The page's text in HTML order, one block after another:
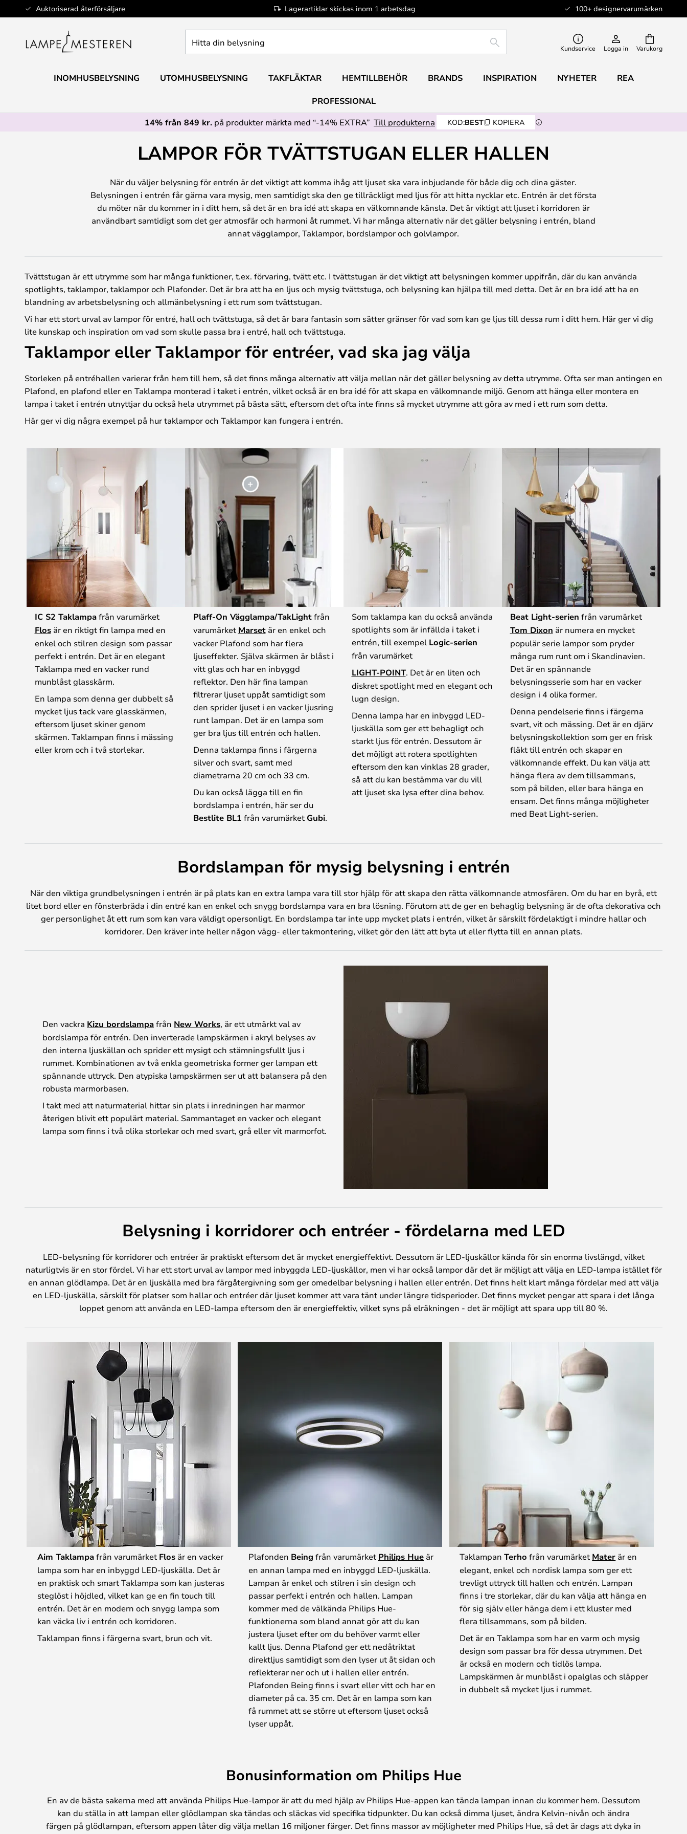
Auktoriserad återförsäljare Lagerartiklar skickas inom 1 arbetsdag 100+ designervarumärken
Hoppa
till
Varukorg
din
SÖK Kundservice Logga in
INOMHUSBELYSNING UTOMHUSBELYSNING TAKFLÄKTAR HEMTILLBEHÖR BRANDS INSPIRATION NYHETER REA
PROFESSIONAL
14% från 849 kr. på produkter märkta med “-14% EXTRA” Till produkterna KOD:BEST KOPIERA
LAMPOR FÖR TVÄTTSTUGAN ELLER HALLEN
När du väljer belysning för entrén är det viktigt att komma ihåg att ljuset ska vara inbjudande för både dig och dina gäster.
Belysningen i entrén får gärna vara mysig, men samtidigt ska den ge tillräckligt med ljus för att hitta nycklar etc. Entrén är det första
du möter när du kommer in i ditt hem, så det är en bra idé att skapa en välkomnande känsla. Det är viktigt att ljuset i korridoren är
användbart samtidigt som det ger atmosfär och harmoni åt rummet. Vi har många alternativ när det gäller belysning i entrén, bland
annat vägglampor, Taklampor, bordslampor och golvlampor.
Tvättstugan är ett utrymme som har många funktioner, t.ex. förvaring, tvätt etc. I tvättstugan är det viktigt att belysningen kommer uppifrån, där du kan använda
spotlights, taklampor, taklampor och Plafonder. Det är bra att ha en ljus och mysig tvättstuga, och belysning kan hjälpa till med detta. Det är en bra idé att ha en
blandning av arbetsbelysning och allmänbelysning i ett rum som tvättstugan.
Vi har ett stort urval av lampor för entré, hall och tvättstuga, så det är bara fantasin som sätter gränser för vad som kan ge ljus till dessa rum i ditt hem. Här ger vi dig
lite kunskap och inspiration om vad som skulle passa bra i entré, hall och tvättstuga.
Taklampor eller Taklampor för entréer, vad ska jag välja
Storleken på entréhallen varierar från hem till hem, så det finns många alternativ att välja mellan när det gäller belysning av detta utrymme. Ofta ser man antingen en
Plafond, en plafond eller en Taklampa monterad i taket i entrén, vilket också är en bra idé för att skapa en välkomnande miljö. Genom att hänga eller montera en
lampa i taket i entrén utnyttjar du också hela utrymmet på bästa sätt, eftersom det ofta inte finns så mycket utrymme att göra av med i ett rum som detta.
Här ger vi dig några exempel på hur taklampor och Taklampor kan fungera i entrén.
IC S2 Taklampafrån varumärket
Flosär en riktigt fin lampa med en
enkel och stilren design som passar
perfekt i entrén. Det är en elegant
Taklampa med en vacker rund
munblåst glasskärm.
En lampa som denna ger dubbelt så
mycket ljus tack vare glasskärmen,
eftersom ljuset skiner genom
skärmen. Taklampan finns i mässing
eller krom och i två storlekar.
Plaff-On Vägglampa/TakLightfrån
varumärket Marsetär en enkel och
vacker Plafond som har flera
ljuseffekter. Själva skärmen är blåst i
vitt glas och har en inbyggd
reflektor. Den här fina lampan
filtrerar ljuset uppåt samtidigt som
den sprider ljuset i en vacker ljusring
runt lampan. Det är en lampa som
ger bra ljus till entrén och hallen.
Denna taklampa finns i färgerna
silver och svart, samt med
diametrarna 20 cm och 33 cm.
Du kan också lägga till en fin
bordslampa i entrén, här ser du
Bestlite BL1 från varumärket Gubi.
Som taklampa kan du också använda
spotlights som är infällda i taket i
entrén, till exempel Logic-serien
från varumärket
LIGHT-POINT. Det är en liten och
diskret spotlight med en elegant och
lugn design.
Denna lampa har en inbyggd LED-
ljuskälla som ger ett behagligt och
starkt ljus för entrén. Dessutom är
det möjligt att rotera spotlighten
eftersom den kan vinklas 28 grader,
så att du kan bestämma var du vill
att ljuset ska lysa efter dina behov.
Beat Light-serien från varumärket
Tom Dixon är numera en mycket
populär serie lampor som pryder
många rum runt om i Skandinavien.
Det är en spännande
belysningsserie som har en vacker
design i 4 olika former.
Denna pendelserie finns i färgerna
svart, vit och mässing. Det är en djärv
belysningskollektion som ger en frisk
fläkt till entrén och skapar en
välkomnande effekt. Du kan välja att
hänga flera av dem tillsammans,
som på bilden, eller bara hänga en
ensam. Det finns många möjligheter
med Beat Light-serien.
Bordslampan för mysig belysning i entrén
När den viktiga grundbelysningen i entrén är på plats kan en extra lampa vara till stor hjälp för att skapa den rätta välkomnande atmosfären. Om du har en byrå, ett
litet bord eller en fönsterbräda i din entré kan en enkel och snygg bordslampa vara en bra lösning. Förutom att de ger en behaglig belysning är de ofta dekorativa och
ger personlighet åt ett rum som kan vara väldigt opersonligt. En bordslampa tar inte upp mycket plats i entrén, vilket är särskilt fördelaktigt i mindre hallar och
korridorer. Den kräver inte heller någon vägg- eller takmontering, vilket gör den lätt att byta ut eller flytta till en annan plats.
Den vackra Kizu bordslampafrån New Works, är ett utmärkt val av
bordslampa för entrén. Den inverterade lampskärmen i akryl belyses av
den interna ljuskällan och sprider ett mysigt och stämningsfullt ljus i
rummet. Kombinationen av två enkla geometriska former ger lampan ett
spännande uttryck. Den atypiska lampskärmen ser ut att balansera på den
robusta marmorbasen.
I takt med att naturmaterial hittar sin plats i inredningen har marmor
återigen blivit ett populärt material. Sammantaget en vacker och elegant
lampa som finns i två olika storlekar och med svart, grå eller vit marmorfot.
Belysning i korridorer och entréer - fördelarna med LED
LED-belysning för korridorer och entréer är praktiskt eftersom det är mycket energieffektivt. Dessutom är LED-ljuskällor kända för sin enorma livslängd, vilket
naturligtvis är en stor fördel. Vi har ett stort urval av lampor med inbyggda LED-ljuskällor, men vi har också lampor där det är möjligt att välja en LED-lampa istället för
en annan glödlampa. Det är en ljuskälla med bra färgåtergivning som ger omedelbar belysning i hallen eller entrén. Det finns helt klart många fördelar med att välja
en LED-ljuskälla, särskilt för platser som hallar och entréer där ljuset kommer att vara tänt under längre tidsperioder. Det finns mycket pengar att spara i det långa
loppet genom att använda en LED-lampa eftersom den är energieffektiv, vilket syns på elräkningen - det är möjligt att spara upp till 80 %.
Aim Taklampafrån varumärket Flosär en vacker
lampa som har en inbyggd LED-ljuskälla. Det är
en praktisk och smart Taklampa som kan justeras
steglöst i höjdled, vilket kan ge en fin touch till
entrén. Det är en modern och snygg lampa som
kan väcka liv i entrén och korridoren.
Taklampan finns i färgerna svart, brun och vit.
Plafonden Being från varumärket Philips Hue är
en annan lampa med en inbyggd LED-ljuskälla.
Lampan är enkel och stilren i sin design och
passar perfekt i entrén och hallen. Lampan
kommer med de välkända Philips Hue-
funktionerna som bland annat gör att du kan
justera ljuset efter om du behöver varmt eller
kallt ljus. Denna Plafond ger ett nedåtriktat
direktljus samtidigt som den lyser ut åt sidan och
reflekterar ner och ut i hallen eller entrén.
Plafonden Being finns i svart eller vitt och har en
diameter på ca. 35 cm. Det är en lampa som kan
få rummet att se större ut eftersom ljuset också
lyser uppåt.
TaklampanTerho från varumärket Mater är en
elegant, enkel och nordisk lampa som ger ett
trevligt uttryck till hallen och entrén. Lampan
finns i tre storlekar, där du kan välja att hänga en
för sig själv eller hänga dem i ett kluster med
flera tillsammans, som på bilden.
Det är en Taklampa som har en varm och mysig
design som passar bra för dessa utrymmen. Det
är också en modern och tidlös lampa.
Lampskärmen är munblåst i opalglas och släpper
in dubbelt så mycket ljus i rummet.
Bonusinformation om Philips Hue
En av de bästa sakerna med att använda Philips Hue-lampor är att du med hjälp av Philips Hue-appen kan tända lampan innan du kommer hem. Dessutom
kan du ställa in att lampan eller glödlampan ska tändas och släckas vid specifika tidpunkter. Du kan också dimma ljuset, ändra Kelvin-nivån och ändra
färgen på glödlampan, eftersom appen låter dig välja mellan 16 miljoner färger. Det finns massor av möjligheter med Philips Hue, så det är dags att dyka in